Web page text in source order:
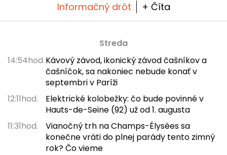
Informačný drôt + Číta
Streda
14:54hod.Kávový závod, ikonický závod čašníkov a
čašníčok, sa nakoniec nebude konať v
septembri v Paríži
12:11hod.
Elektrické kolobežky: čo bude povinné v
Hauts-de-Seine (92) už od 1. augusta
11:31hod.
Vianočný trh na Champs-Élysées sa
konečne vráti do plnej parády tento zimný
rok? Čo vieme